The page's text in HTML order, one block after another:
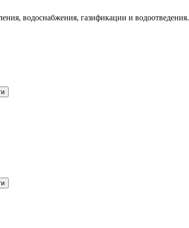
водоснабжения, газификации и водоотведения.